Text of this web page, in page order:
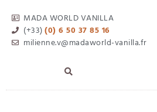
MADA WORLD VANILLA
(+33)(0) 6 50 37 85 16
milienne.v@madaworld-vanilla.fr